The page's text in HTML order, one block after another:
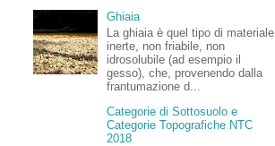
Ghiaia
La ghiaia è quel tipo di materiale
inerte, non friabile, non
idrosolubile (ad esempio il
gesso), che, provenendo dalla
frantumazione d...
Categorie di Sottosuolo e
Categorie Topografiche NTC
2018